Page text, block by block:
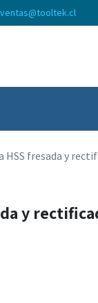
ventas@tooltek.cl
HSS fresada y
y